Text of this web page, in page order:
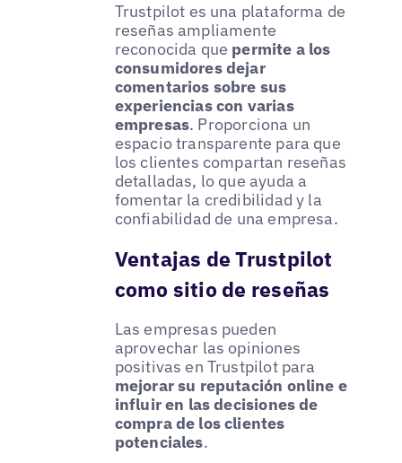
Trustpilot es una plataforma de
reseñas ampliamente
reconocida que permite a los
consumidores dejar
comentarios sobre sus
experiencias con varias
empresas. Proporciona un
espacio transparente para que
los clientes compartan reseñas
detalladas, lo que ayuda a
fomentar la credibilidad y la
confiabilidad de una empresa.
Ventajas de Trustpilot
como sitio de reseñas
Las empresas pueden
aprovechar las opiniones
positivas en Trustpilot para
mejorar su reputación online e
influir en las decisiones de
compra de los clientes
potenciales.